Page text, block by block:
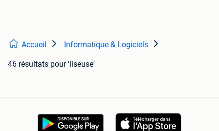
Accueil Informatique & Logiciels
46 résultats pour 'liseuse'